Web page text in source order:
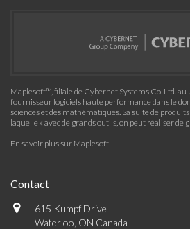
Maplesoft™, filiale de Cybernet Systems Co. Ltd. au
fournisseur logiciels haute performance dans le
sciences et des mathématiques. Sa suite de
laquelle « avec de grands outils, on peut réaliser de
En savoir plus sur Maplesoft
Contact
615 Kumpf Drive
Waterloo, ON Canada